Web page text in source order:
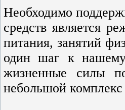
Необходимо
средств является
питания, занятий
один шаг к нашему
жизненные силы
небольшой